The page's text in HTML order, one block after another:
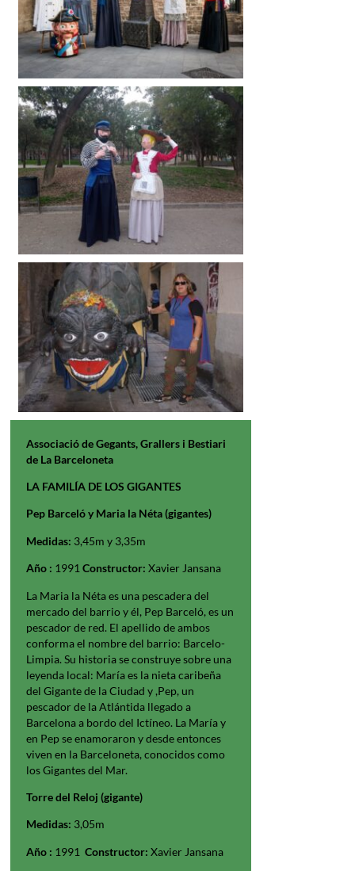
Associació de Gegants, Grallers i Bestiari
de La Barceloneta
LA FAMILÍA DE LOS GIGANTES
Pep Barceló y Maria la Néta (gigantes)
Medidas: 3,45m y 3,35m
Año : 1991Constructor:Xavier Jansana
La Maria la Néta es una pescadera del
mercado del barrio y él, Pep Barceló, es un
pescador de red. El apellido de ambos
conforma el nombre del barrio: Barcelo-
Limpia. Su historia se construye sobre una
leyenda local: María es la nieta caribeña
del Gigante de la Ciudad y ,Pep, un
pescador de la Atlántida llegado a
Barcelona a bordo del Ictíneo. La María y
en Pep se enamoraron y desde entonces
viven en la Barceloneta, conocidos como
los Gigantes del Mar.
Torre del Reloj (gigante)
Medidas: 3,05m
Año : 1991Constructor:Xavier Jansana